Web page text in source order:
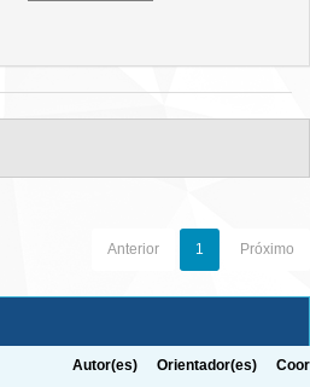
Anterior 1 Próximo
Autor(es) Orientador(es)